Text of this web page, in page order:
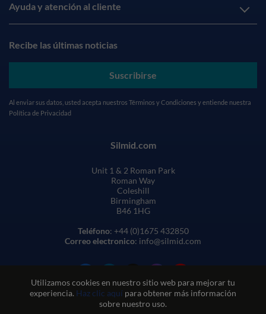
Utilizamos cookies en nuestro sitio web para mejorar tu
experiencia. Haz clic aquí para obtener más información
sobre nuestro uso.
Ayuda y atención al cliente
Recibe las últimas noticias
Suscribirse
Al enviar sus datos, usted acepta nuestros Términos y Condiciones y entiende nuestra
Política de Privacidad
Silmid.com
Unit 1 & 2 Roman Park
Roman Way
Coleshill
Birmingham
B46 1HG
Teléfono: +44 (0)1675 432850
Correo electronico: info@silmid.com